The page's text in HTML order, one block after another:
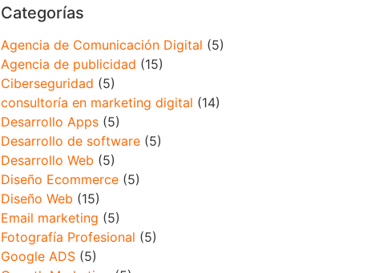
Categorías
Agencia de Comunicación Digital (5)
Agencia de publicidad (15)
Ciberseguridad (5)
consultoría en marketing digital (14)
Desarrollo Apps(5)
Desarrollo de software(5)
Desarrollo Web (5)
Diseño Ecommerce(5)
Diseño Web (15)
Email marketing (5)
Fotografía Profesional (5)
Google ADS(5)